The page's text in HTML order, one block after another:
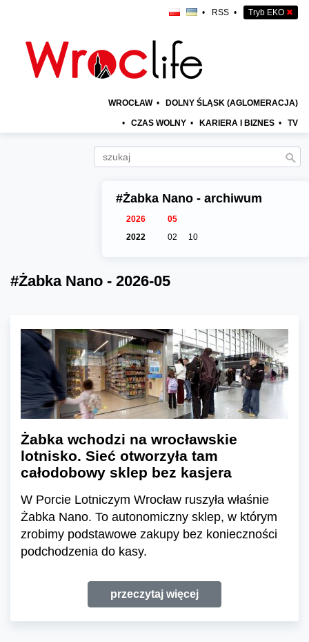
• RSS • Tryb EKO ✖
WROCŁAW • DOLNY ŚLĄSK (AGLOMERACJA)
• CZAS WOLNY • KARIERA I BIZNES • TV
#Żabka Nano - archiwum
2026
05
2022
02 10
#Żabka Nano - 2026-05
Żabka wchodzi na wrocławskie
lotnisko. Sieć otworzyła tam
całodobowy sklep bez kasjera
W Porcie Lotniczym Wrocław ruszyła właśnie
Żabka Nano. To autonomiczny sklep, w którym
zrobimy podstawowe zakupy bez konieczności
podchodzenia do kasy.
przeczytaj więcej